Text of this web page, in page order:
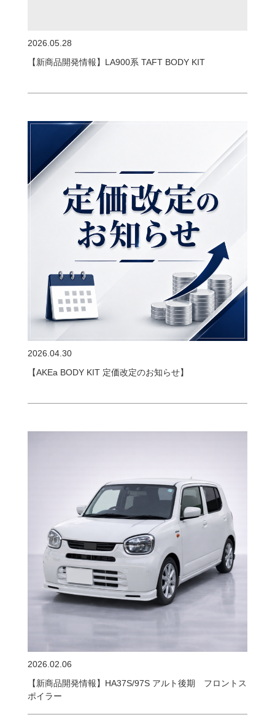
2026.05.28
【新商品開発情報】LA900系 TAFT BODY KIT
2026.04.30
【AKEa BODY KIT 定価改定のお知らせ】
2026.02.06
【新商品開発情報】HA37S/97S アルト後期 フロントス
ポイラー